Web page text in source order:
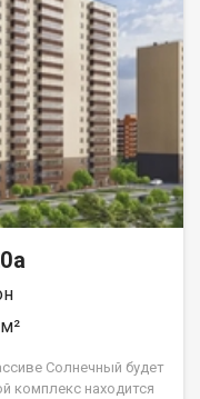
Солнечный будет
комплекс находится